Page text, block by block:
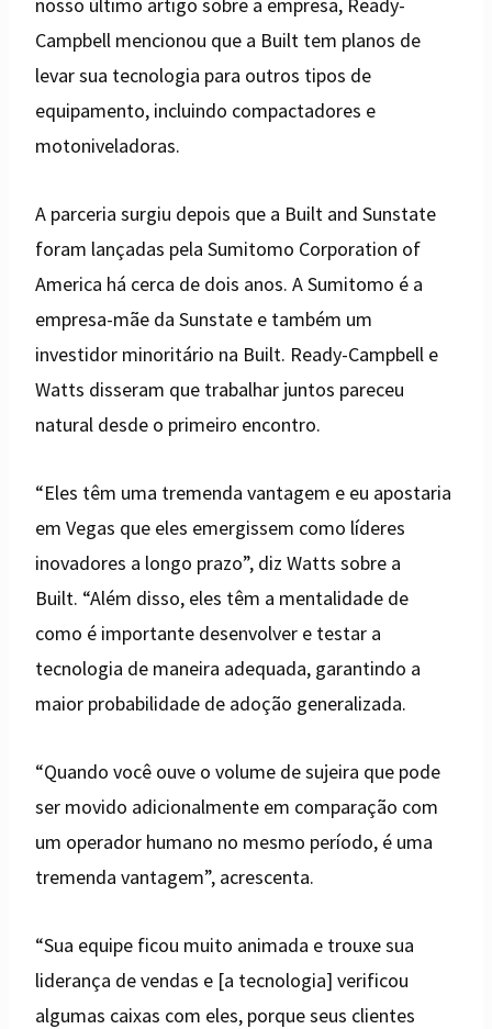
Campbell mencionou que a Built tem planos de
levar sua tecnologia para outros tipos de
equipamento, incluindo compactadores e
motoniveladoras.
A parceria surgiu depois que a Built and Sunstate
foram lançadas pela Sumitomo Corporation of
America há cerca de dois anos. A Sumitomo é a
empresa-mãe da Sunstate e também um
investidor minoritário na Built. Ready-Campbell e
Watts disseram que trabalhar juntos pareceu
natural desde o primeiro encontro.
“Eles têm uma tremenda vantagem e eu apostaria
em Vegas que eles emergissem como líderes
inovadores a longo prazo”, diz Watts sobre a
Built. “Além disso, eles têm a mentalidade de
como é importante desenvolver e testar a
tecnologia de maneira adequada, garantindo a
maior probabilidade de adoção generalizada.
“Quando você ouve o volume de sujeira que pode
ser movido adicionalmente em comparação com
um operador humano no mesmo período, é uma
tremenda vantagem”, acrescenta.
“Sua equipe ficou muito animada e trouxe sua
liderança de vendas e [a tecnologia] verificou
algumas caixas com eles, porque seus clientes